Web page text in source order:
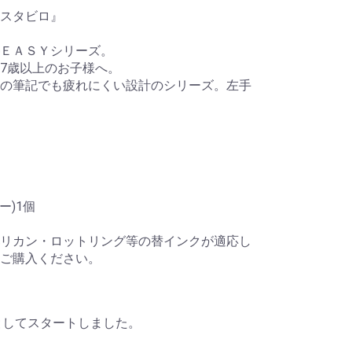
タビロ』
ＡＳＹシリーズ。
以上のお子様へ。
筆記でも疲れにくい設計のシリーズ。左手
)1個
カン・ロットリング等の替インクが適応し
購入ください。
てスタートしました。